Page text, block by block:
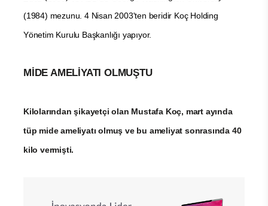
(1984) mezunu. 4 Nisan 2003'ten beridir Koç Holding
Yönetim Kurulu Başkanlığı yapıyor.
MİDE AMELİYATI OLMUŞTU
Kilolarından şikayetçi olan Mustafa Koç, mart ayında
tüp mide ameliyatı olmuş ve bu ameliyat sonrasında 40
kilo vermişti.